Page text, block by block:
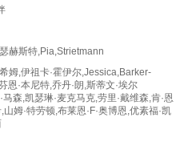
赫斯特,Pia,Strietmann
姆,伊祖卡·霍伊尔,Jessica,Barker-
恩·本尼特,乔丹·朗,斯蒂文·埃尔
森,凯瑟琳·麦克马克,劳里·戴维森,肯·恩
姆·特劳顿,布莱恩·F·奥博恩,优素福·凯